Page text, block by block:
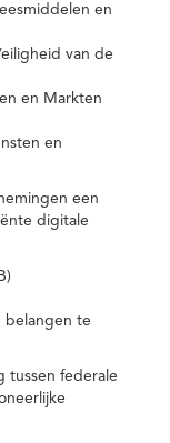
en
van de
en Markten
en
een
digitale
belangen te
tussen federale